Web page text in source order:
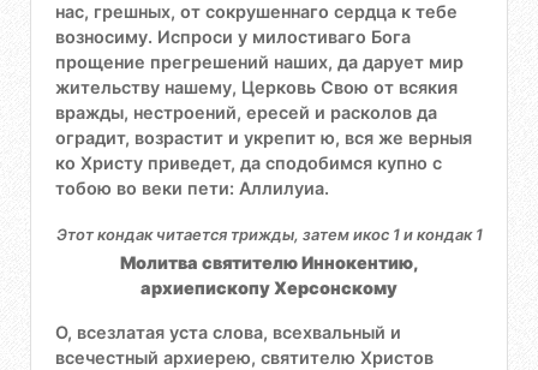
нас, грешных, от сокрушеннаго сердца к тебе
возносиму. Испроси у милостиваго Бога
прощение прегрешений наших, да дарует мир
жительству нашему, Церковь Свою от всякия
вражды, нестроений, ересей и расколов да
оградит, возрастит и укрепит ю, вся же верныя
ко Христу приведет, да сподобимся купно с
тобою во веки пети: Аллилуиа.
Этот кондак читается трижды, затем икос 1 и кондак 1
Молитва святителю Иннокентию,
архиепископу Херсонскому
О, всезлатая уста слова, всехвальный и
всечестный архиерею, святителю Христов